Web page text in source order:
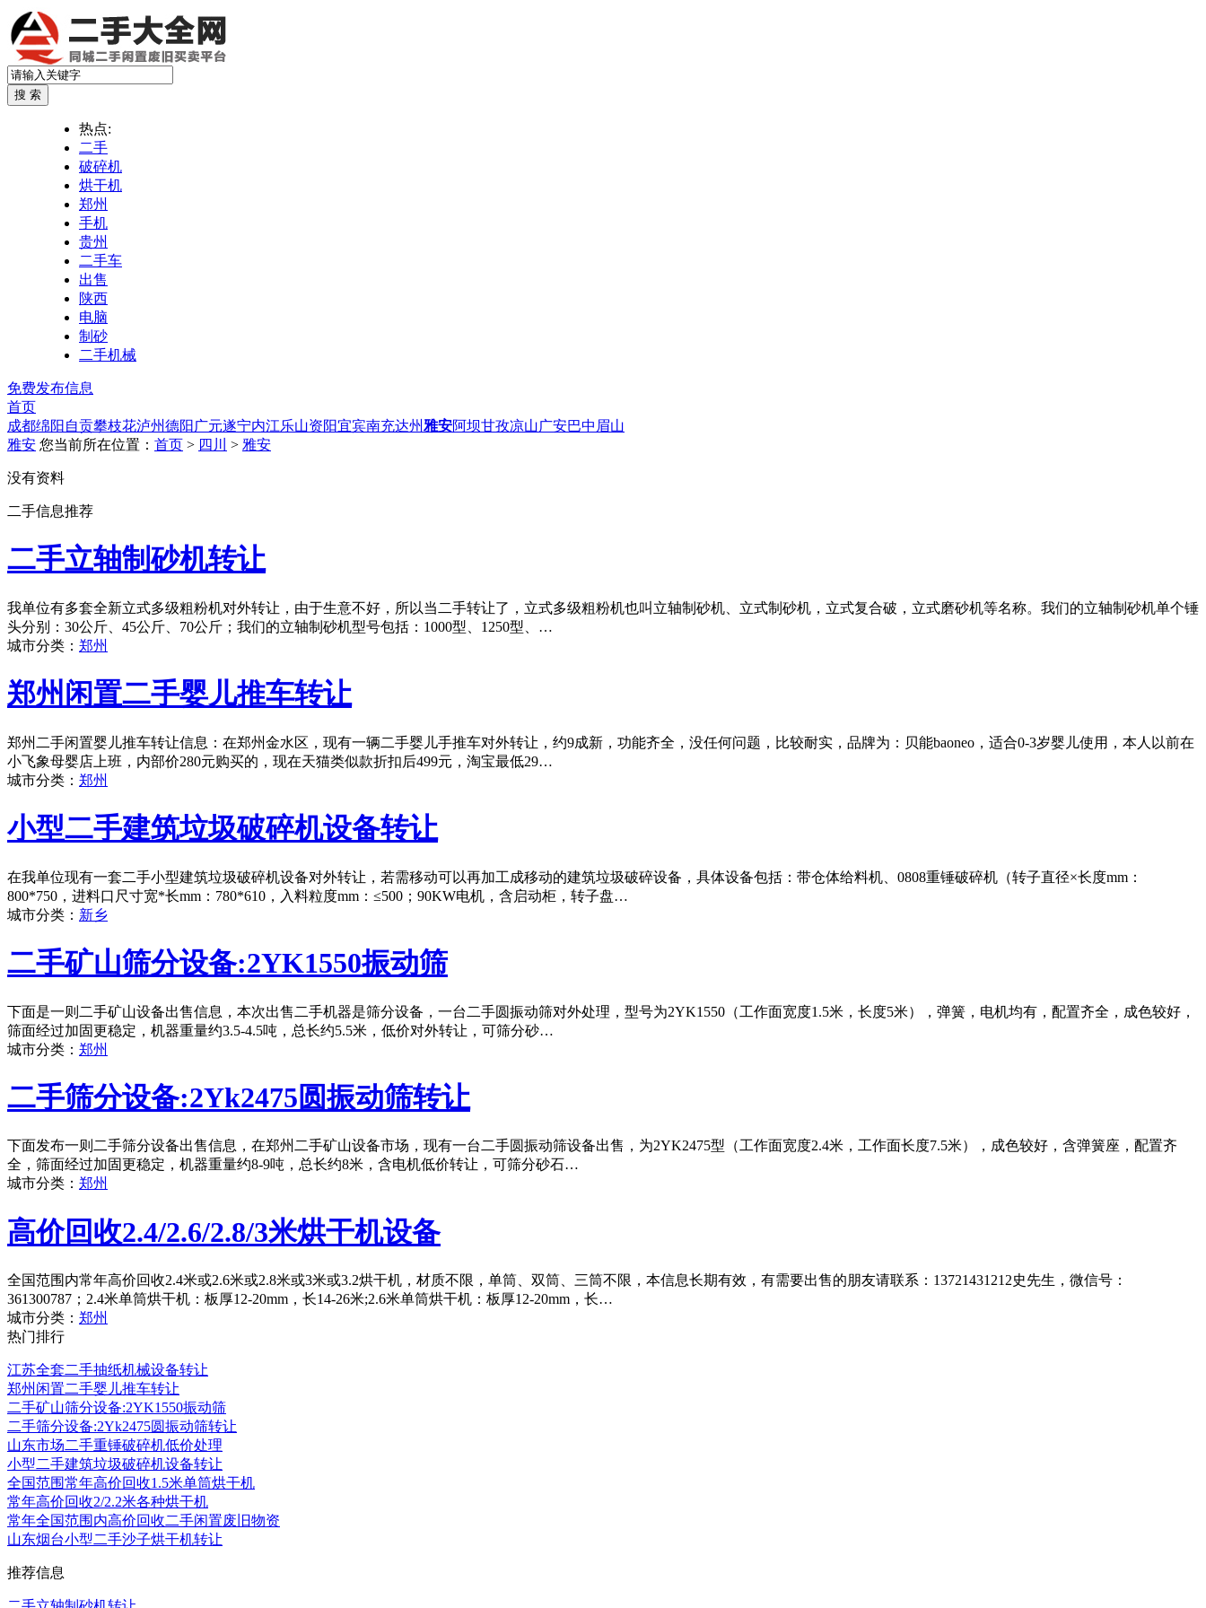
热点:
二手
破碎机
烘干机
郑州
手机
贵州
二手车
出售
陕西
电脑
制砂
二手机械
免费发布信息
首页
成都绵阳 自贡攀枝花泸州德阳 广元遂宁内江乐山资阳宜宾南充达州雅安阿坝甘孜凉山广安巴中 眉山
雅安 您当前所在位置： 首页 > 四川 > 雅安
没有资料
二手信息推荐
二手立轴制砂机转让
我单位有多套全新立式多级粗粉机对外转让，由于生意不好，所以当二手转让了，立式多级粗粉机也叫立轴制砂机、立式制砂机，立式复合破，立式磨砂机等名称。我们的立轴制砂机单个锤
头分别：30公斤、45公斤、70公斤；我们的立轴制砂机型号包括：1000型、1250型、…
城市分类： 郑州
郑州闲置二手婴儿推车转让
郑州二手闲置婴儿推车转让信息：在郑州金水区，现有一辆二手婴儿手推车对外转让，约9成新，功能齐全，没任何问题，比较耐实，品牌为：贝能baoneo，适合0-3岁婴儿使用，本人以前在
小飞象母婴店上班，内部价280元购买的，现在天猫类似款折扣后499元，淘宝最低29…
城市分类： 郑州
小型二手建筑垃圾破碎机设备转让
在我单位现有一套二手小型建筑垃圾破碎机设备对外转让，若需移动可以再加工成移动的建筑垃圾破碎设备，具体设备包括：带仓体给料机、0808重锤破碎机（转子直径×长度mm：
800*750，进料口尺寸宽*长mm：780*610，入料粒度mm：≤500；90KW电机，含启动柜，转子盘…
城市分类： 新乡
二手矿山筛分设备:2YK1550振动筛
下面是一则二手矿山设备出售信息，本次出售二手机器是筛分设备，一台二手圆振动筛对外处理，型号为2YK1550（工作面宽度1.5米，长度5米），弹簧，电机均有，配置齐全，成色较好，
筛面经过加固更稳定，机器重量约3.5-4.5吨，总长约5.5米，低价对外转让，可筛分砂…
城市分类： 郑州
二手筛分设备:2Yk2475圆振动筛转让
下面发布一则二手筛分设备出售信息，在郑州二手矿山设备市场，现有一台二手圆振动筛设备出售，为2YK2475型（工作面宽度2.4米，工作面长度7.5米），成色较好，含弹簧座，配置齐
全，筛面经过加固更稳定，机器重量约8-9吨，总长约8米，含电机低价转让，可筛分砂石…
城市分类： 郑州
高价回收2.4/2.6/2.8/3米烘干机设备
全国范围内常年高价回收2.4米或2.6米或2.8米或3米或3.2烘干机，材质不限，单筒、双筒、三筒不限，本信息长期有效，有需要出售的朋友请联系：13721431212史先生，微信号：
361300787；2.4米单筒烘干机：板厚12-20mm，长14-26米;2.6米单筒烘干机：板厚12-20mm，长…
城市分类： 郑州
热门排行
江苏全套二手抽纸机械设备转让
郑州闲置二手婴儿推车转让
二手矿山筛分设备:2YK1550振动筛
二手筛分设备:2Yk2475圆振动筛转让
山东市场二手重锤破碎机低价处理
小型二手建筑垃圾破碎机设备转让
全国范围常年高价回收1.5米单筒烘干机
常年高价回收2/2.2米各种烘干机
常年全国范围内高价回收二手闲置废旧物资
山东烟台小型二手沙子烘干机转让
推荐信息